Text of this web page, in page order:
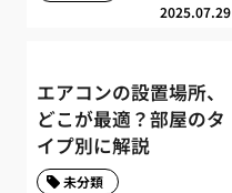
2025.07.29
エアコンの設置場所、
どこが最適？部屋のタ
イプ別に解説
未分類